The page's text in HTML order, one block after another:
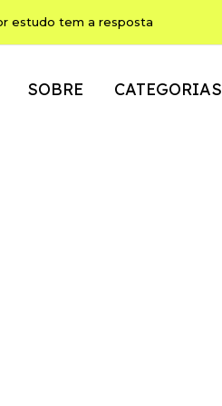
estudo tem a resposta
SOBRE CATEGORIAS